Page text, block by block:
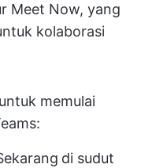
Meet Now, yang
kolaborasi
memulai
di sudut